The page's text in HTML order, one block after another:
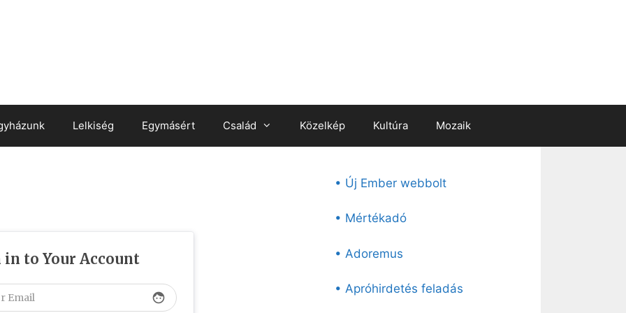
Lelkiség Egymásért Család Közelkép Kultúra Mozaik
in to Your Account
face
• Új Ember webbolt
• Mértékadó
• Adoremus
• Apróhirdetés feladás